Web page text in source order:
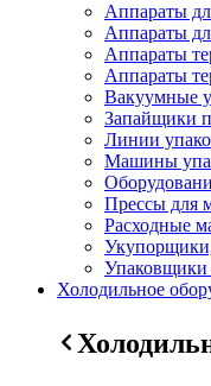
Аппараты
Аппараты
Аппараты
Аппараты
Вакуумные
Запайщики
Линии
Машины
Прессы для
Расходные
Упаковщики
Холодильное